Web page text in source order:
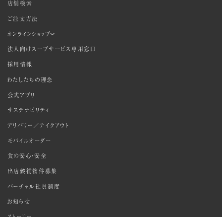
店舗検索
ご注文方法
オンラインショップ
法人向けスープサービス専用窓口
採用情報
わたしたちの理念
公式アプリ
サステナビリティ
デリバリー／テイクアウト
モバイルオーダー
食の安心・安全
出店候補物件募集
バーチャル社員制度
お知らせ